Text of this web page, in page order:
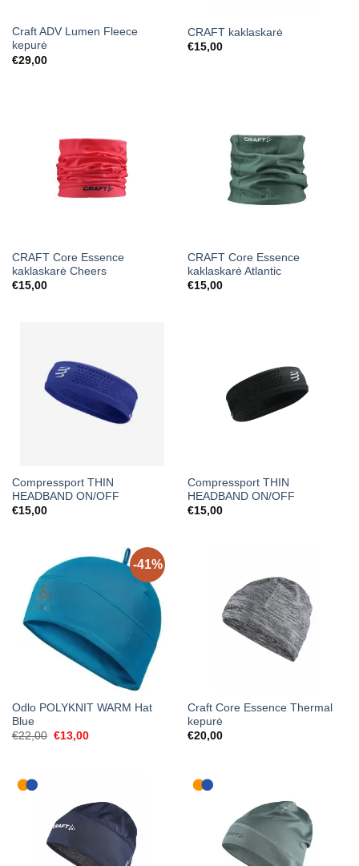
Craft ADV Lumen Fleece
kepurė
€29,00
CRAFT kaklaskarė
€15,00
CRAFT Core Essence
kaklaskarė Cheers
€15,00
CRAFT Core Essence
kaklaskarė Atlantic
€15,00
Compressport THIN
HEADBAND ON/OFF
€15,00
Compressport THIN
HEADBAND ON/OFF
€15,00
-41%
Odlo POLYKNIT WARM Hat
Blue
€22,00 Original
€13,00Current
Craft Core Essence Thermal
kepurė
€20,00